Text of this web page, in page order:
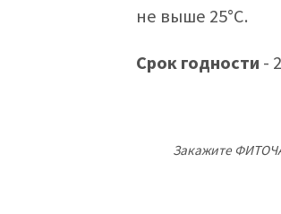
не выше 25°C.
Срок годности -
Закажите